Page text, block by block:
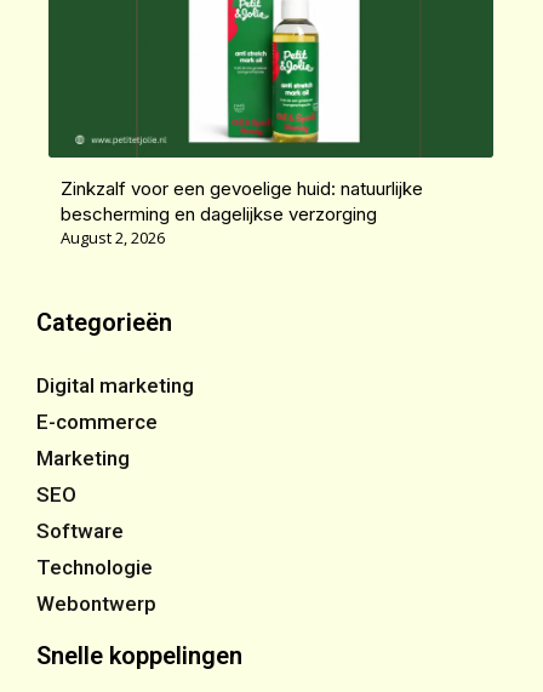
Zinkzalf voor een gevoelige huid: natuurlijke
bescherming en dagelijkse verzorging
August 2, 2026
Categorieën
Digital marketing
E-commerce
Marketing
SEO
Software
Technologie
Webontwerp
Snelle koppelingen